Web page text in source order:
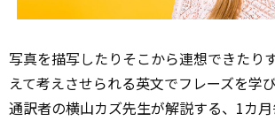
写真を描写したりそこから連想できたり
えて考えさせられる英文でフレーズを学
通訳者の横山カズ先生が解説する、1カ月